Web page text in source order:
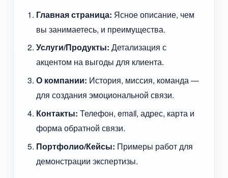
Главная страница: Ясное описание, чем
вы занимаетесь, и преимущества.
Услуги/Продукты: Детализация с
акцентом на выгоды для клиента.
О компании: История, миссия, команда —
для создания эмоциональной связи.
Контакты: Телефон, email, адрес, карта и
форма обратной связи.
Портфолио/Кейсы: Примеры работ для
демонстрации экспертизы.